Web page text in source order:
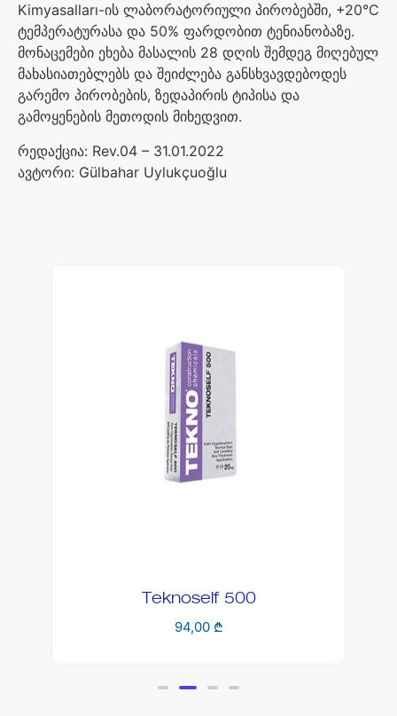
Kimyasalları-ის ლაბორატორიული პირობებში, +20°C
ტემპერატურასა და 50% ფარდობით ტენიანობაზე.
მონაცემები ეხება მასალის 28 დღის შემდეგ მიღებულ
მახასიათებლებს და შეიძლება განსხვავდებოდეს
გარემო პირობების, ზედაპირის ტიპისა და
გამოყენების მეთოდის მიხედვით.
რედაქცია: Rev.04 – 31.01.2022
ავტორი: Gülbahar Uylukçuoğlu
Teknobond 401 W
26,00 ₾